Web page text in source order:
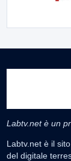
Labtv.net è un
Labtv.net è il
del digitale